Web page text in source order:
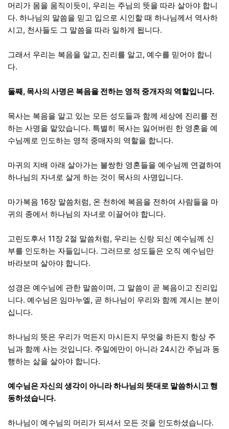
머리가 몸을 움직이듯이, 우리는 주님의 뜻을 따라 살아야 합니
다. 하나님의 말씀을 믿고 입으로 시인할 때 하나님께서 역사하
시고, 천사들도 그 말씀을 따라 일하게 됩니다.
그래서 우리는 복음을 알고, 진리를 알고, 예수를 믿어야 합니
다.
둘째, 목사의 사명은 복음을 전하는 영적 중개자의 역할입니다.
목사는 복음을 알고 있는 모든 성도들과 함께 세상에 진리를 전
하는 사명을 맡았습니다. 특별히 목사는 잃어버린 한 영혼을 예
수님께로 인도하는 영적 중매자의 역할을 합니다.
마귀의 지배 아래 살아가는 불쌍한 영혼들을 예수님께 연결하여
하나님의 자녀로 살게 하는 것이 목사의 사명입니다.
마가복음 16장 말씀처럼, 온 천하에 복음을 전하여 사람들을 마
귀의 종에서 하나님의 자녀로 이끌어야 합니다.
고린도후서 11장 2절 말씀처럼, 우리는 신랑 되신 예수님께 신
부를 인도하는 자들입니다. 그러므로 성도들은 오직 예수님만
바라보며 살아야 합니다.
성경은 예수님에 관한 말씀이며, 그 말씀이 곧 복음이고 진리입
니다. 예수님은 임마누엘, 곧 하나님이 우리와 함께 계시는 분이
십니다.
하나님의 뜻은 우리가 먹든지 마시든지 무엇을 하든지 항상 주
님과 함께 사는 것입니다. 주일에만이 아니라 24시간 주님과 동
행하는 삶을 살아야 합니다.
예수님은 자신의 생각이 아니라 하나님의 뜻대로 말씀하시고 행
동하셨습니다.
하나님이 예수님의 머리가 되셔서 모든 것을 인도하셨습니다.